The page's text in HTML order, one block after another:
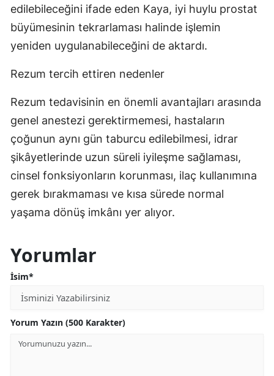
edilebileceğini ifade eden Kaya, iyi huylu prostat
büyümesinin tekrarlaması halinde işlemin
yeniden uygulanabileceğini de aktardı.
Rezum tercih ettiren nedenler
Rezum tedavisinin en önemli avantajları arasında
genel anestezi gerektirmemesi, hastaların
çoğunun aynı gün taburcu edilebilmesi, idrar
şikâyetlerinde uzun süreli iyileşme sağlaması,
cinsel fonksiyonların korunması, ilaç kullanımına
gerek bırakmaması ve kısa sürede normal
yaşama dönüş imkânı yer alıyor.
Yorumlar
İsim*
Yorum Yazın (500 Karakter)